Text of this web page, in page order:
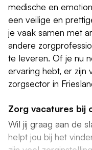
medische en
een veilige en
je vaak samen met
andere
te leveren. Of je nu
ervaring hebt, er zijn
zorgsector in
Zorg vacatures bij
Wil jij graag aan de
helpt jou bij het